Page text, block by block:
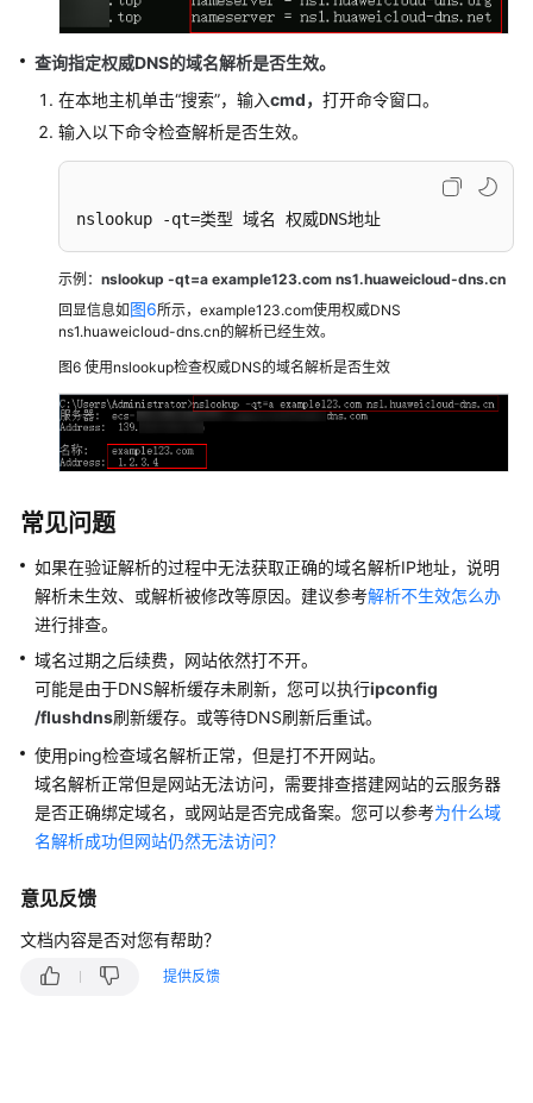
查询指定权威DNS的域名解析是否生效。
在本地主机单击“搜索”，输入cmd， 打开命令窗口。
输入以下命令检查解析是否生效。
nslookup -qt=类型 域名 权威DNS地址
示例： nslookup -qt=a example123.com ns1.huaweicloud-dns.cn
回显信息如图6所示，example123.com使用权威DNS
ns1.huaweicloud-dns.cn的解析已经生效。
图6 使用nslookup检查权威DNS的域名解析是否生效
常见问题
如果在验证解析的过程中无法获取正确的域名解析IP地址，说明
解析未生效、或解析被修改等原因。建议参考解析不生效怎么办
进行排查。
域名过期之后续费，网站依然打不开。
可能是由于DNS解析缓存未刷新，您可以执行ipconfig
/flushdns刷新缓存。或等待DNS刷新后重试。
使用ping检查域名解析正常，但是打不开网站。
域名解析正常但是网站无法访问，需要排查搭建网站的云服务器
是否正确绑定域名，或网站是否完成备案。您可以参考为什么域
名解析成功但网站仍然无法访问？
意见反馈
文档内容是否对您有帮助？
提供反馈